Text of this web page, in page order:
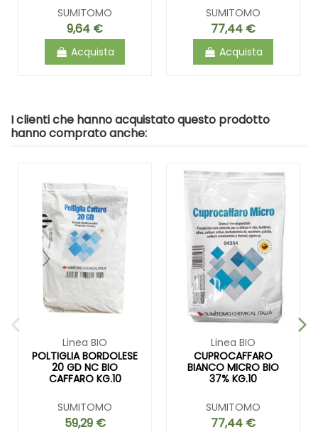
SUMITOMO
9,64 €
Acquista
SUMITOMO
77,44 €
Acquista
I clienti che hanno acquistato questo prodotto
hanno comprato anche:
Linea BIO
POLTIGLIA BORDOLESE
20 GD NC BIO
CAFFARO KG.10
SUMITOMO
59,29 €
Linea BIO
CUPROCAFFARO
BIANCO MICRO BIO
37% KG.10
SUMITOMO
77,44 €